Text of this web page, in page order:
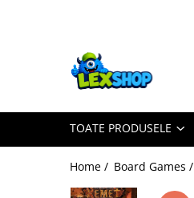
Toate Produsele
Board Games
Board GamesTOATE PRODUSELE
Home / Board Games /